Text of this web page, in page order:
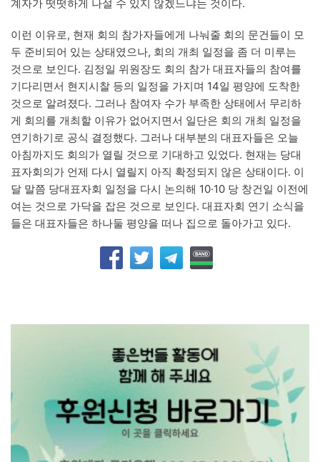
계자가 떳떳하게 나설 수 있지 않겠느냐는 것이다.
이런 이유로, 현재 회의 참가자들에게 나눠줄 회의 문건들이 모
두 준비되어 있는 상태였으나, 회의 개최 일정을 좀 더 미루는
것으로 보인다. 김정일 위원장도 회의 참가 대표자들의 참여를
기다리면서 현지시찰 등의 일정을 가지며 14일 평양에 도착한
것으로 알려졌다. 그러나 참여자 수가 부족한 상태에서 무리하
게 회의를 개최할 이유가 없어지면서 일단은 회의 개최 일정을
연기하기로 공식 결정했다. 그러나 대부분의 대표자들은 오늘
아침까지도 회의가 열릴 것으로 기대하고 있었다. 현재는 당대
표자회의가 언제 다시 열릴지 아직 확정되지 않은 상태이다. 이
달 말쯤 당대표자회 일정을 다시 논의해 10·10 당 창건일 이전에
여는 것으로 가닥을 잡은 것으로 보인다. 대표자회 연기 소식을
들은 대표자들은 하나둘 평양을 떠나 집으로 돌아가고 있다.